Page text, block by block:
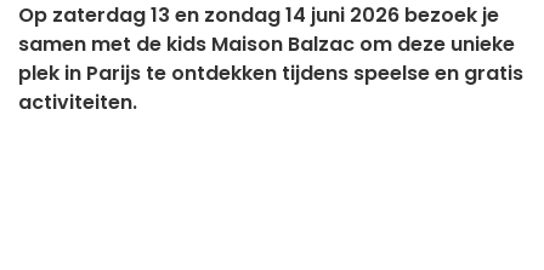
Op zaterdag 13 en zondag 14 juni 2026 bezoek je
samen met de kids Maison Balzac om deze unieke
plek in Parijs te ontdekken tijdens speelse en gratis
activiteiten.